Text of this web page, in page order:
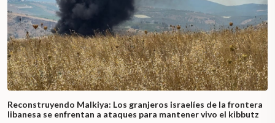
Reconstruyendo Malkiya: Los granjeros israelíes de la frontera
libanesa se enfrentan a ataques para mantener vivo el kibbutz